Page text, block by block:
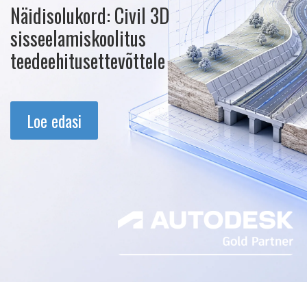
Näidisolukord: Civil 3D
sisseelamiskoolitus
teedeehitusettevõttele
Loe edasi